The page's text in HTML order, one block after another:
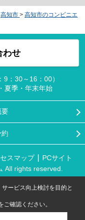
高知市 > 高知市のコンビニエ
わせ
：30～16：00）
夏季・年末年始
要
スマップ
PCサイト
All rights reserved.
ービス向上検討を目的と
ご確認ください。